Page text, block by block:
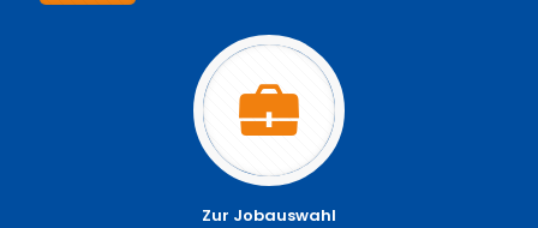
Zur Jobauswahl